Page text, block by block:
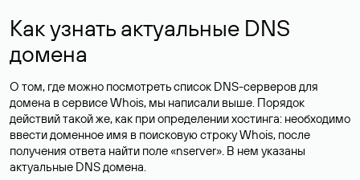
Как узнать актуальные DNS
домена
О том, где можно посмотреть список DNS-серверов для
домена в сервисе Whois, мы написали выше. Порядок
действий такой же, как при определении хостинга: необходимо
ввести доменное имя в поисковую строку Whois, после
получения ответа найти поле «nserver». В нем указаны
актуальные DNS домена.